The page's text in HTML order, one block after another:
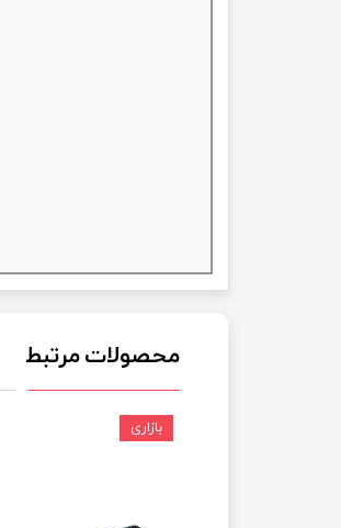
محصولات مرتبط
بازاری